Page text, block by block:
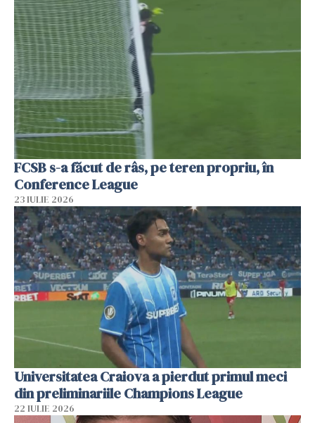
FCSB s-a făcut de râs, pe teren propriu, în
Conference League
23 IULIE 2026
Universitatea Craiova a pierdut primul meci
din preliminariile Champions League
22 IULIE 2026